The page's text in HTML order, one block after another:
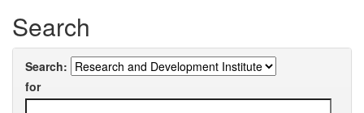
Search
Search:
for